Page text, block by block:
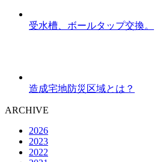
受水槽、ボールタップ交換。
造成宅地防災区域とは？
ARCHIVE
2026
2023
2022